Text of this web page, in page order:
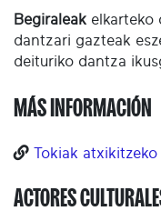
Begiraleak elkarteko
dantzari gazteak
deituriko dantza
MÁS INFORMACIÓN
Tokiak atxikitzeko
ACTORES